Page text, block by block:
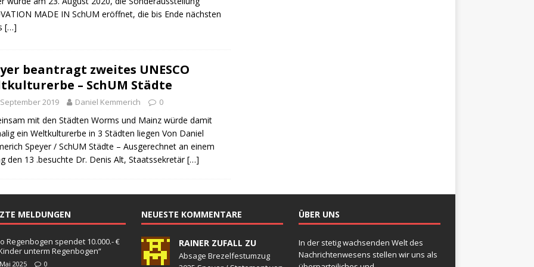
/ Öffentlichkeitsfahndung
BLAULICHTMELDUNGEN
/ Vermisste Person
BLAULICHTMELDUNGEN
– Militärischer Übungsplatz Dudenhofen / Speyer
spendet 10.000.- € an „Kinder unterm Regenbogen“
Blitzer / Geschwindigkeitsmessung für die KW 19 (05.05. –
Speyer / Brazzeltag
SPEYER
MADE IN SchUM eröffnet, die bis Ende nächsten
[…]
beantragt zweites UNESCO
– SchUM Städte
September 2019 Daniel Kemmerich 0
mit den Städten Worms und Mainz würde damit
ein Weltkulturerbe in 3 Städten liegen Von Daniel
Speyer / SchUM Städte – Ausgerechnet an einem
den 13 .besuchte Dr. Denis Alt, Staatssekretär[…]
MELDUNGEN
Regenbogen spendet 10.000.- €
unterm Regenbogen“
2025 0
NEUESTE KOMMENTARE
RAINER ZUFALL ZU
Absage Brezelfestumzug
ÜBER UNS
In der stetig wachsenden Welt des
Nachrichtenwesens stellen wir uns als